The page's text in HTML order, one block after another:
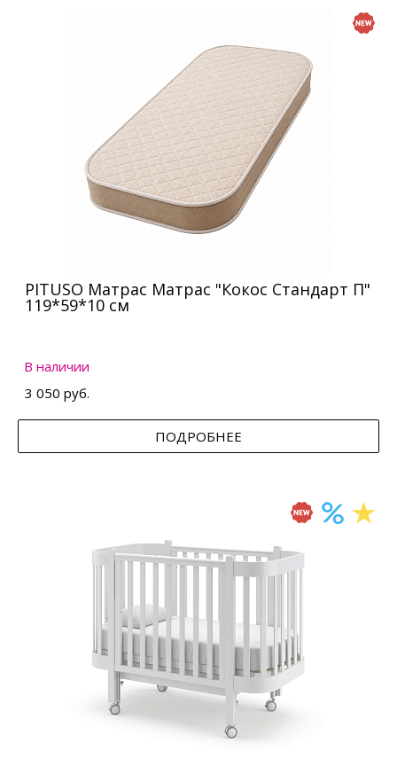
PITUSO Матрас Матрас "Кокос Стандарт П"
119*59*10 см
В наличии
3 050 руб.
ПОДРОБНЕЕ